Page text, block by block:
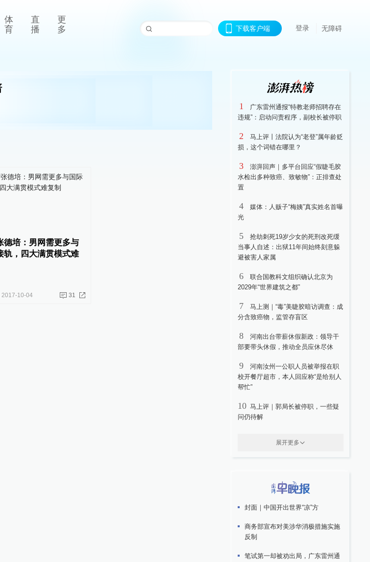
体
育
直
播
更
多
下载客户端 登录 无障碍
德培：男网需更多与
轨，四大满贯模式难
2017-10-04 31
1
广东雷州通报“特教老师招聘存在
违规”：启动问责程序，副校长被停职
2
马上评丨法院认为“老登”属年龄贬
损，这个词错在哪里？
3
澎湃回声｜多平台回应“假睫毛胶
水检出多种致癌、致敏物”：正排查处
置
4
媒体：人贩子“梅姨”真实姓名首曝
光
5
抢劫刺死19岁少女的死刑改死缓
当事人自述：出狱11年间始终刻意躲
避被害人家属
6
联合国教科文组织确认北京为
2029年“世界建筑之都”
7
马上测｜“毒”美睫胶暗访调查：成
分含致癌物，监管存盲区
8
河南出台带薪休假新政：领导干
部要带头休假，推动全员应休尽休
9
河南汝州一公职人员被举报在职
校开餐厅超市，本人回应称“是给别人
帮忙”
10 马上评｜郭局长被停职，一些疑
问仍待解
展开更多
封面｜中国开出世界“凉”方
商务部宣布对美涉华消极措施实施
反制
笔试第一却被劝出局，广东雷州通